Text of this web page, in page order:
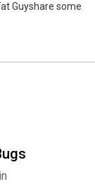
Guyshare some